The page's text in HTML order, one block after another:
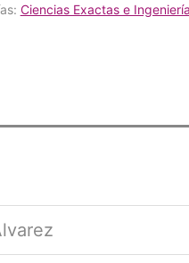
Ciencias Exactas e